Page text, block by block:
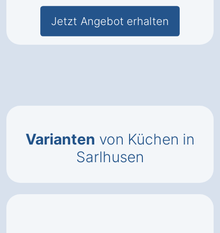
Jetzt Angebot erhalten
Varianten von Küchen in
Sarlhusen